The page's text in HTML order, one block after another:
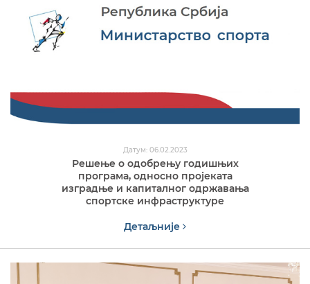
Датум: 06.02.2023
Решење о одобрењу годишњих
програма, односно пројеката
изградње и капиталног одржавања
спортске инфраструктуре
Детаљније